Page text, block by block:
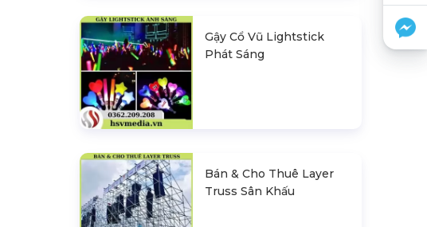
Gậy Cổ Vũ Lightstick
Phát Sáng
Bán & Cho Thuê Layer
Truss Sân Khấu